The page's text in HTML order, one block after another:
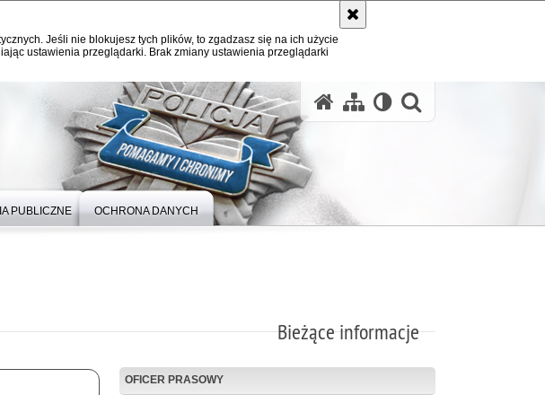
Jeśli nie blokujesz tych plików, to zgadzasz się na ich użycie
ustawienia przeglądarki. Brak zmiany ustawienia przeglądarki
PUBLICZNE OCHRONA DANYCH
Bieżące informacje
OFICER PRASOWY